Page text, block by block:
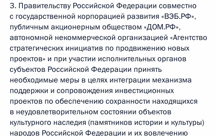
3. Правительству Российской Федерации совместно
с государственной корпорацией развития «ВЭБ.РФ»,
публичным акционерным обществом «ДОМ.РФ»,
автономной некоммерческой организацией «Агентство
стратегических инициатив по продвижению новых
проектов» и при участии исполнительных органов
субъектов Российской Федерации принять
необходимые меры в целях интеграции механизма
поддержки и сопровождения инвестиционных
проектов по обеспечению сохранности находящихся
в неудовлетворительном состоянии объектов
культурного наследия (памятников истории и культуры)
народов Российской Федерации и их вовлечению